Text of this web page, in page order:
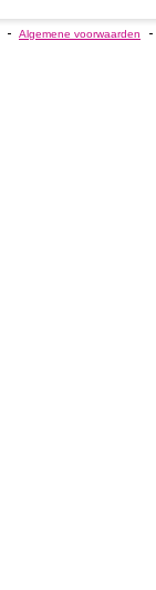
Algemene voorwaarden